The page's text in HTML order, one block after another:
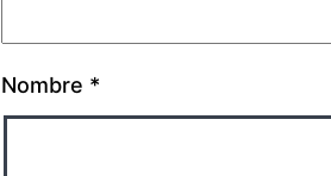
Nombre *